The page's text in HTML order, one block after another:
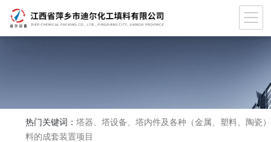
热门关键词：塔器、塔设备、塔内件及各种（金属、塑料、陶瓷
料的成套装置项目